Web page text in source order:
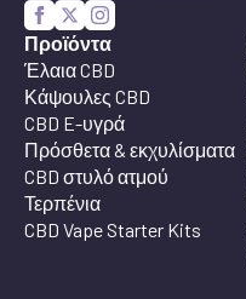
Προϊόντα
Έλαια CBD
Κάψουλες CBD
CBD E-υγρά
Πρόσθετα & εκχυλίσματα
CBD στυλό ατμού
Τερπένια
CBD Vape Starter Kits